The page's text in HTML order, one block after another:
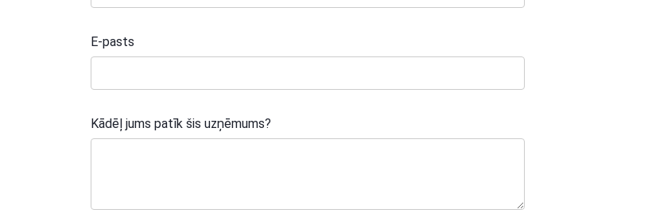
E-pasts
Kādēļ jums patīk šis uzņēmums?